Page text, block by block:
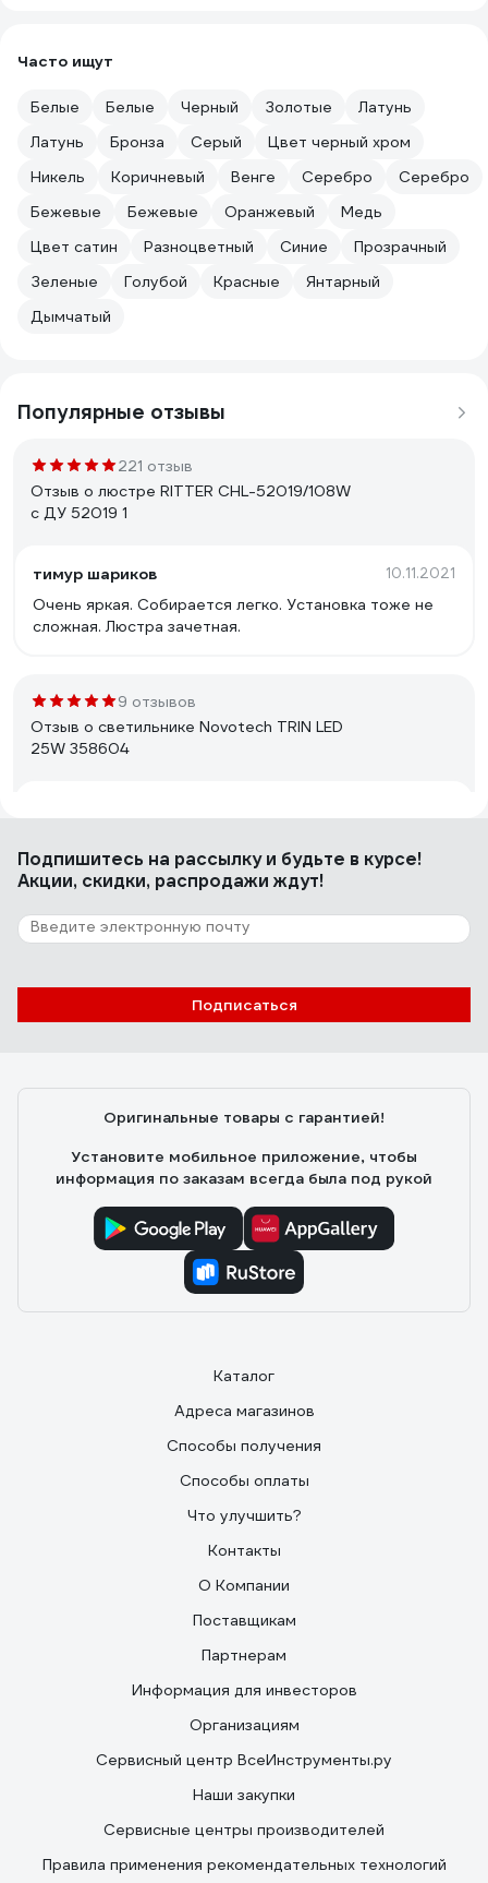
Часто ищут
Белые Белые Черный Золотые
Латунь
Латунь
Бронза Серый
Цвет черный хром
Никель
Коричневый Венге Серебро
Серебро
Бежевые
Бежевые Оранжевый
Медь
Цвет сатин
Разноцветный Синие
Прозрачный
Зеленые
Голубой Красные
Янтарный
Дымчатый
Популярные отзывы
221 отзыв
Отзыв о люстре RITTER CHL-52019/108W
с ДУ 52019 1
тимур шариков 10.11.2021
Очень яркая. Собирается легко. Установка тоже не
сложная. Люстра зачетная.
9 отзывов
Отзыв о светильнике Novotech TRIN LED
25W 358604
251 отзыв
Отзыв о люстре RITTER ROLO с ДУ 52Вт,
52360 4
Александр Ю.
10.11.2021
Подпишитесь на рассылкуи будьте в курсе!
Акции, скидки, распродажи ждут!
Подписаться
Оригинальные товары с гарантией!
Установите мобильное приложение, чтобы
информация по заказам всегда была под рукой
Каталог
Адреса магазинов
Способы получения
Способы оплаты
Что улучшить?
Контакты
О Компании
Поставщикам
Партнерам
Информация для инвесторов
Организациям
Сервисный центр ВсеИнструменты.ру
Наши закупки
Сервисные центры производителей
Правила применения рекомендательных технологий